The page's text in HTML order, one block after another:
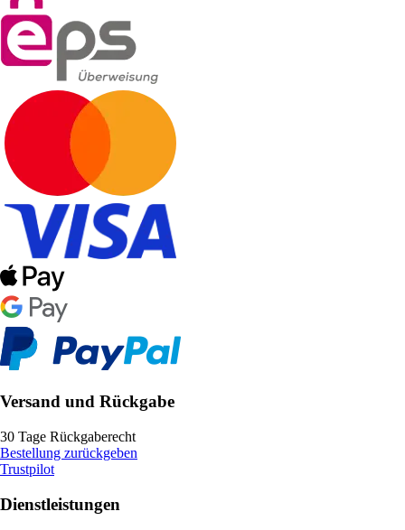
Versand und Rückgabe
30 Tage Rückgaberecht
Bestellung zurückgeben
Trustpilot
Dienstleistungen